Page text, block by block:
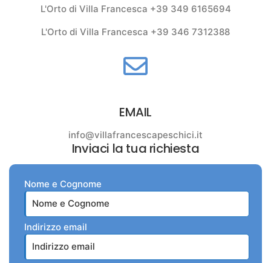
L'Orto di Villa Francesca +39 349 6165694
L'Orto di Villa Francesca +39 346 7312388
EMAIL
info@villafrancescapeschici.it
Inviaci la tua richiesta
Nome e Cognome
Indirizzo email